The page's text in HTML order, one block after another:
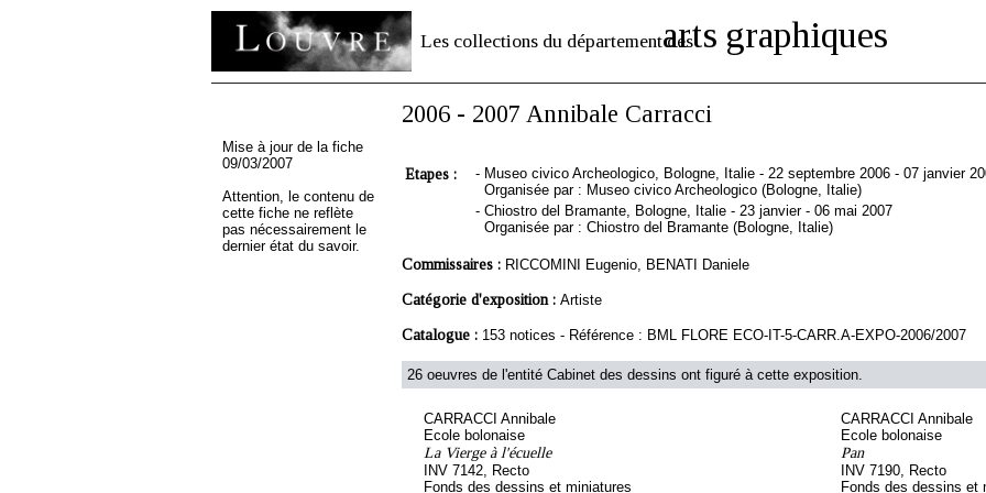
Les collections du département desarts graphiques
Mise à jour de la fiche
09/03/2007
Attention, le contenu de
cette fiche ne reflète
pas nécessairement le
dernier état du savoir.
2006 - 2007 Annibale Carracci
Etapes : - Museo civico Archeologico, Bologne, Italie - 22 septembre 2006 - 07 janvier
Organisée par : Museo civico Archeologico (Bologne, Italie)
- Chiostro del Bramante, Bologne, Italie - 23 janvier - 06 mai 2007
Organisée par : Chiostro del Bramante (Bologne, Italie)
Commissaires : RICCOMINI Eugenio, BENATI Daniele
Catégorie d'exposition : Artiste
Catalogue : 153 notices - Référence : BML FLORE ECO-IT-5-CARR.A-EXPO-2006/2007
26 oeuvres de l'entité Cabinet des dessins ont figuré à cette exposition.
CARRACCI Annibale
Ecole bolonaise
La Vierge à l'écuelle
INV 7142, Recto
Fonds des dessins et miniatures
CARRACCI Annibale
Ecole bolonaise
Pan
INV 7190, Recto
Fonds des dessins et